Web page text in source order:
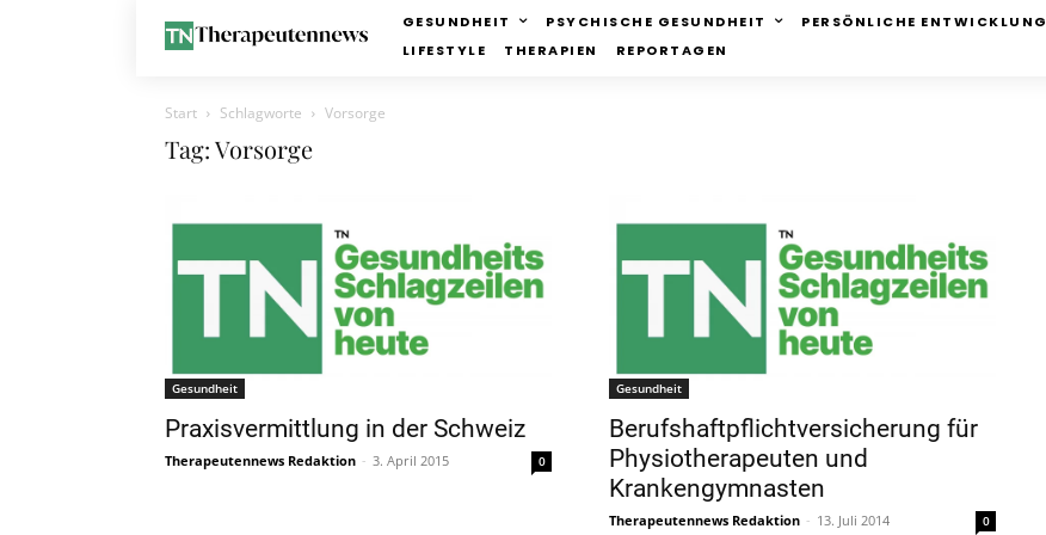
GESUNDHEIT PSYCHISCHE GESUNDHEIT PERSÖNLICHE ENTWICKLUNG
LIFESTYLE
THERAPIEN REPORTAGEN
Start Schlagworte Vorsorge
Tag: Vorsorge
Gesundheit
Praxisvermittlung in der Schweiz
Therapeutennews Redaktion - 3. April 2015 0
Gesundheit
Berufshaftpflichtversicherung für
Physiotherapeuten und
Krankengymnasten
Therapeutennews Redaktion - 13. Juli 2014 0